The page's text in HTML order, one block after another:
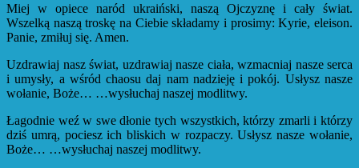
Miej w opiece naród ukraiński, naszą Ojczyznę i cały świat.
Wszelką naszą troskę na Ciebie składamy i prosimy: Kyrie, eleison.
Panie, zmiłuj się. Amen.
Uzdrawiaj nasz świat, uzdrawiaj nasze ciała, wzmacniaj nasze serca
i umysły, a wśród chaosu daj nam nadzieję i pokój. Usłysz nasze
wołanie, Boże… …wysłuchaj naszej modlitwy.
Łagodnie weź w swe dłonie tych wszystkich, którzy zmarli i którzy
dziś umrą, pociesz ich bliskich w rozpaczy. Usłysz nasze wołanie,
Boże… …wysłuchaj naszej modlitwy.